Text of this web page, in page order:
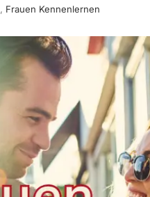
, Frauen Kennenlernen